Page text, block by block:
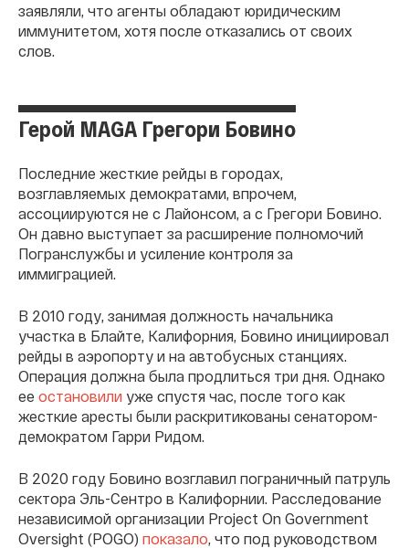
заявляли, что агенты обладают юридическим
иммунитетом, хотя после отказались от своих
слов.
Герой MAGА Грегори Бовино
Последние жесткие рейды в городах,
возглавляемых демократами, впрочем,
ассоциируются не с Лайонсом, а с Грегори Бовино.
Он давно выступает за расширение полномочий
Погранслужбы и усиление контроля за
иммиграцией.
В 2010 году, занимая должность начальника
участка в Блайте, Калифорния, Бовино инициировал
рейды в аэропорту и на автобусных станциях.
Операция должна была продлиться три дня. Однако
ее остановили уже спустя час, после того как
жесткие аресты были раскритикованы сенатором-
демократом Гарри Ридом.
В 2020 году Бовино возглавил пограничный патруль
сектора Эль-Сентро в Калифорнии. Расследование
независимой организации Project On Government
Oversight (POGO) показало, что под руководством